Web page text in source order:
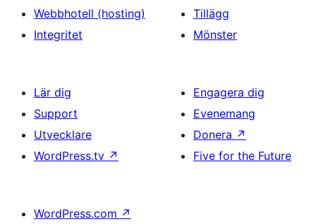
Webbhotell (hosting)
Integritet
Tillägg
Mönster
Lär dig
Support
Utvecklare
WordPress.tv ↗
Engagera dig
Evenemang
Donera ↗
Five for the Future
WordPress.com ↗